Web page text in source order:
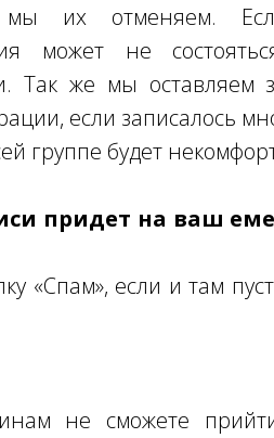
мы их отменяем.
может не
Так же мы оставляем
если записалось
группе будет
придет на ваш
«Спам», если и там
не сможете